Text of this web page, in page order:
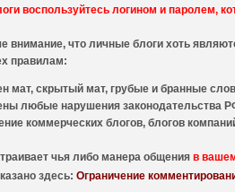
воспользуйтесь логином и паролем,
внимание, что личные блоги хоть
правилам:
мат, скрытый мат, грубые и бранные
любые нарушения законодательства
коммерческих блогов, блогов
чья либо манера общенияв
здесь:Ограничение